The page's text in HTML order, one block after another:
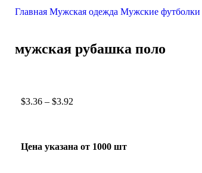
Главная Мужская одежда Мужские футболки
мужская рубашка поло
$3.36 – $3.92
Цена указана от 1000 шт